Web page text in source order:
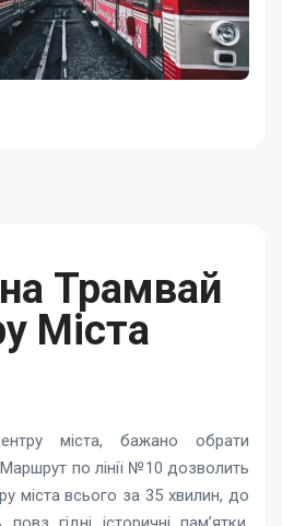
Трамвай
Міста
міста, бажано обрати
по лінії №10 дозволить
міста всього за 35 хвилин, до